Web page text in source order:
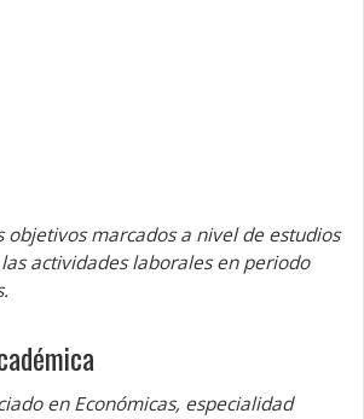
objetivos marcados a nivel de estudios
actividades laborales en periodo
en Económicas, especialidad